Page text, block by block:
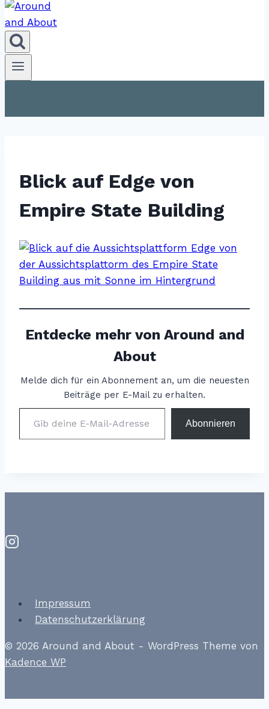
Blick auf Edge von
Empire State Building
Entdecke mehr von Around and
About
Melde dich für ein Abonnement an, um die neuesten
Beiträge per E-Mail zu erhalten.
Gib deine E-Mail-Adresse ein ...
Abonnieren
Impressum
Datenschutzerklärung
© 2026 Around and About - WordPress Theme von
Kadence WP